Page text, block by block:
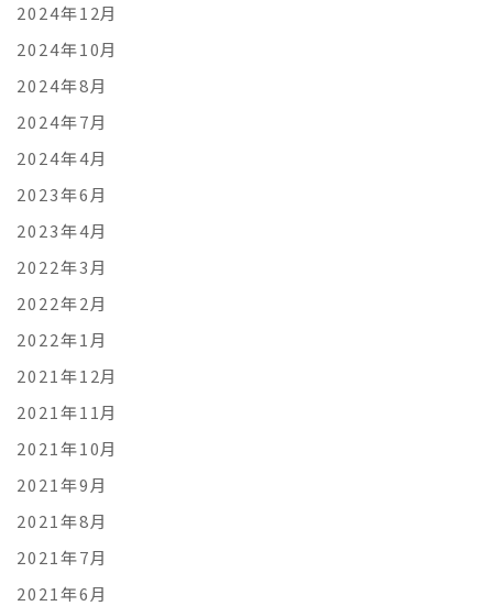
2024年12月
2024年10月
2024年8月
2024年7月
2024年4月
2023年6月
2023年4月
2022年3月
2022年2月
2022年1月
2021年12月
2021年11月
2021年10月
2021年9月
2021年8月
2021年7月
2021年6月